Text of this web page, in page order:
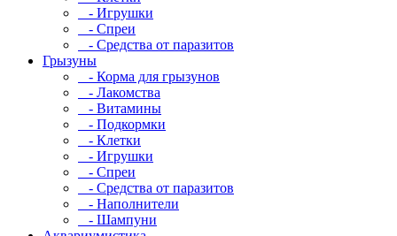
- Игрушки
- Спреи
- Средства от паразитов
Грызуны
- Корма для грызунов
- Лакомства
- Витамины
- Подкормки
- Клетки
- Игрушки
- Спреи
- Средства от паразитов
- Наполнители
- Шампуни